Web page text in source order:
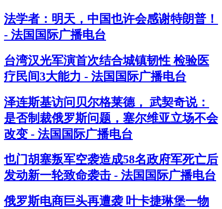
法学者：明天，中国也许会感谢特朗普！
- 法国国际广播电台
台湾汉光军演首次结合城镇韧性 检验医
疗民间3大能力 - 法国国际广播电台
泽连斯基访问贝尔格莱德， 武契奇说：
是否制裁俄罗斯问题，塞尔维亚立场不会
改变 - 法国国际广播电台
也门胡塞叛军空袭造成58名政府军死亡后
发动新一轮致命袭击 - 法国国际广播电台
俄罗斯电商巨头再遭袭 叶卡捷琳堡一物